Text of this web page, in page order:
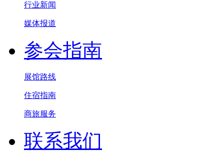
行业新闻
媒体报道
参会指南
展馆路线
住宿指南
商旅服务
联系我们